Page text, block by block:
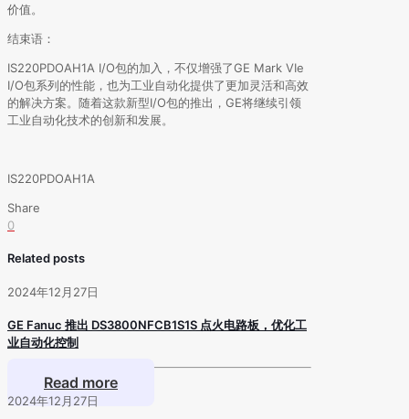
价值。
结束语：
IS220PDOAH1A I/O包的加入，不仅增强了GE Mark VIe
I/O包系列的性能，也为工业自动化提供了更加灵活和高效
的解决方案。随着这款新型I/O包的推出，GE将继续引领
工业自动化技术的创新和发展。
IS220PDOAH1A
Share
0
Related posts
2024年12月27日
GE Fanuc 推出 DS3800NFCB1S1S 点火电路板，优化工
业自动化控制
Read more
2024年12月27日